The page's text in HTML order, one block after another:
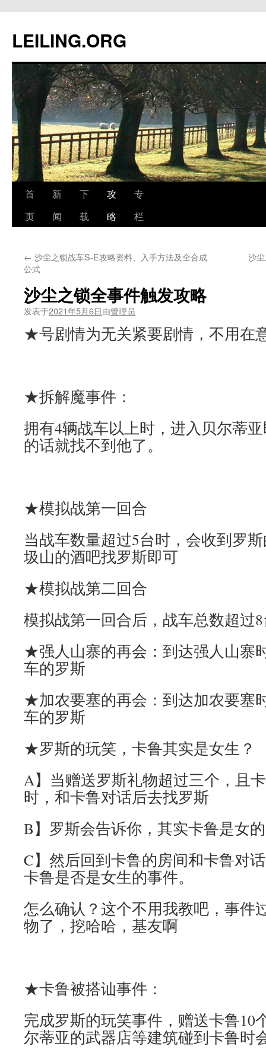
文
LEILING.ORG
首
页
新
闻
下
载
攻
略
专
栏
← 沙尘之锁战车S-E攻略资料、入手方法及全合成
公式
沙
沙尘之锁全事件触发攻略
发表于2021年5月6日由管理员
★号剧情为无关紧要剧情，不用在
★拆解魔事件：
拥有4辆战车以上时，进入贝尔蒂
的话就找不到他了。
★模拟战第一回合
当战车数量超过5台时，会收到罗
圾山的酒吧找罗斯即可
★模拟战第二回合
模拟战第一回合后，战车总数超过
★强人山寨的再会：到达强人山寨
车的罗斯
★加农要塞的再会：到达加农要塞
车的罗斯
★罗斯的玩笑，卡鲁其实是女生？
A】当赠送罗斯礼物超过三个，且
时，和卡鲁对话后去找罗斯
B】罗斯会告诉你，其实卡鲁是女的
C】然后回到卡鲁的房间和卡鲁对
卡鲁是否是女生的事件。
怎么确认？这个不用我教吧，事件
物了，挖哈哈，基友啊
★卡鲁被搭讪事件：
完成罗斯的玩笑事件，赠送卡鲁10
尔蒂亚的武器店等建筑碰到卡鲁时